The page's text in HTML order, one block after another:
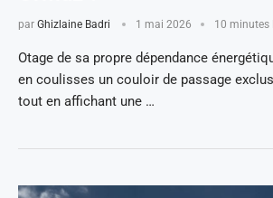
par Ghizlaine Badri 1 mai 2026 10 minutes
Otage de sa propre dépendance
en coulisses un couloir de passage
tout en affichant une …